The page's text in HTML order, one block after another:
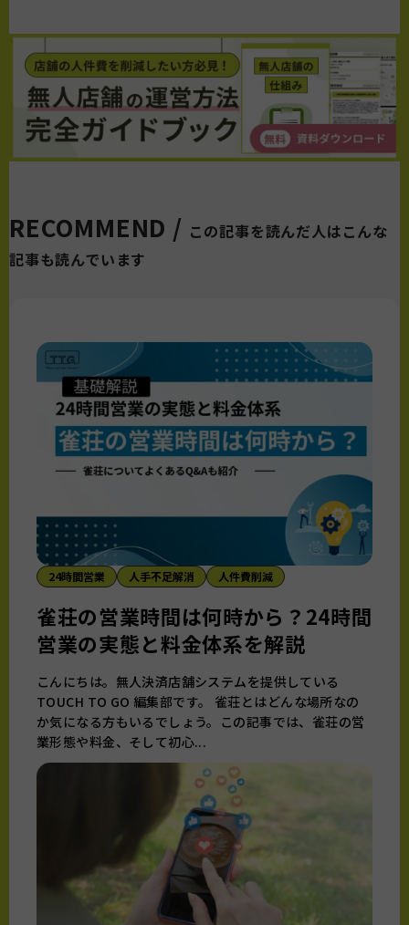
RECOMMEND / この記事を読んだ人はこんな
記事も読んでいます
24時間営業 人手不足解消 人件費削減
雀荘の営業時間は何時から？24時間
営業の実態と料金体系を解説
こんにちは。無人決済店舗システムを提供している
TOUCH TO GO 編集部です。 雀荘とはどんな場所なの
か気になる方もいるでしょう。この記事では、雀荘の営
業形態や料金、そして初心...